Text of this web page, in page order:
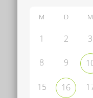
M D M
1 2 3
8 9
15 16